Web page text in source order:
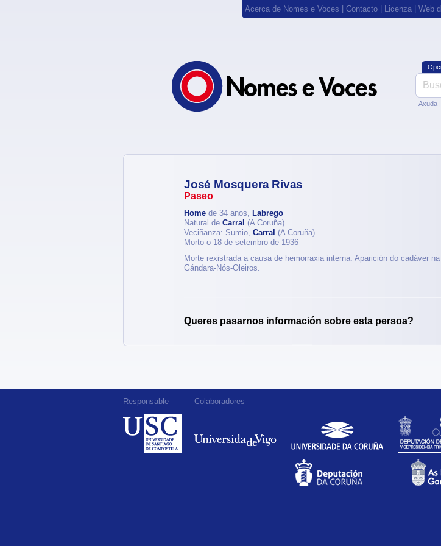
Acerca de Nomes e Voces Contacto Licenza Web
Axuda
José Mosquera Rivas
Paseo
Home de 34 anos, Labrego
Natural de Carral (A Coruña)
Veciñanza: Sumio, Carral (A Coruña)
Morto o 18 de setembro de 1936
Morte rexistrada a causa de hemorraxia interna. Aparición do cadáver na
Gándara-Nós-Oleiros.
Queres pasarnos información sobre esta persoa?
Responsable Colaboradores